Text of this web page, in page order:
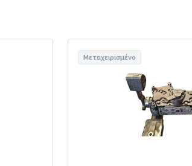
Μεταχειρισμένο